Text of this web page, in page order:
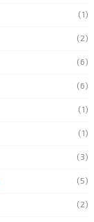
(1)
(2)
(6)
(6)
(1)
(1)
(3)
(5)
(2)